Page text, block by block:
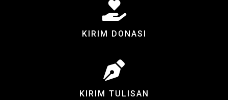
KIRIM DONASI
KIRIM TULISAN